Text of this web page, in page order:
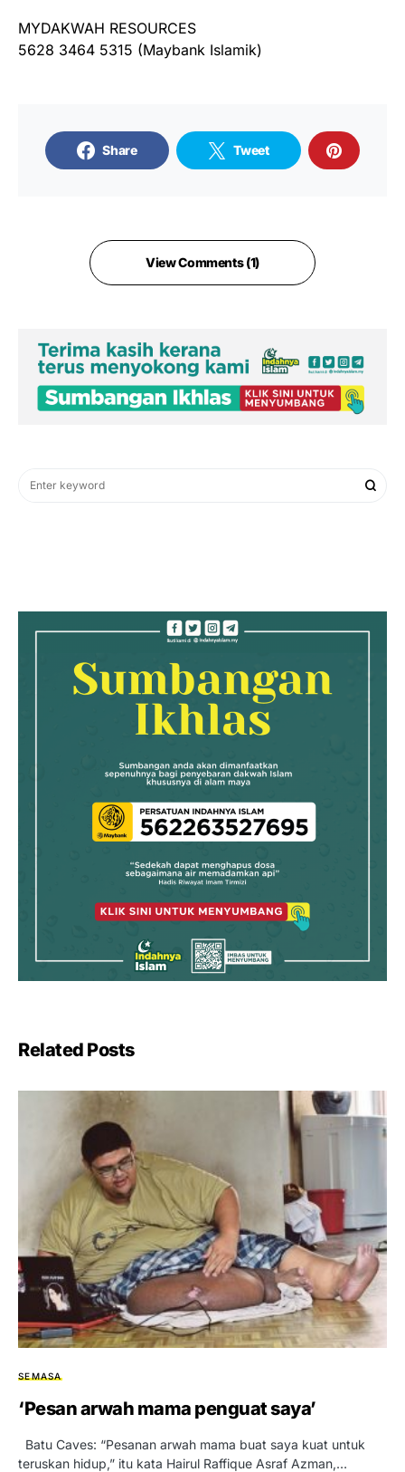
MYDAKWAH RESOURCES
5628 3464 5315 (Maybank Islamik)
Share Tweet
View Comments (1)
Related Posts
SEMASA
‘Pesan arwah mama penguat saya’
Batu Caves: “Pesanan arwah mama buat saya kuat untuk
teruskan hidup,” itu kata Hairul Raffique Asraf Azman,…